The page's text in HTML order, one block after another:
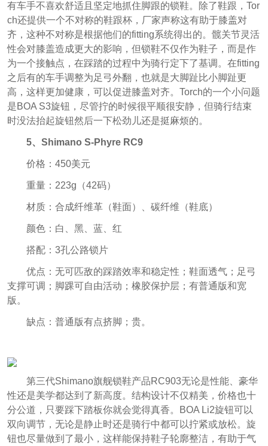
有车手不喜欢舒适且坚定地抓住脚跟的锁鞋。除了鞋跟，Tor
ch还提供一个不对称的鞋跟杯，厂家声称这有助于膝盖对
齐，这种不对称是根据他们的fitting系统得出的。髋关节灵活
性会对膝盖造成更大的影响，但锁鞋不仅作为鞋子，而是作
为一个接触点，在踩踏的过程中为骑行定下了基调。在fitting
之后有的车手调整为足弓外翻，也就是大脚趾比小脚趾更
高，这样更加健康，可以促进膝盖对齐。Torch的一个小问题
是BOA S3旋钮，尽管拧的时候很平顺很安静，但骑行结束
时没法抬起旋钮然后一下松劲儿还是挺麻烦的。
5、Shimano S-Phyre RC9
价格：450美元
重量：223g（42码）
材质：合成纤维革（鞋面）、碳纤维（鞋底）
颜色：白、黑、蓝、红
搭配：3孔公路锁片
优点：无可匹敌的踩踏效率和稳定性；鞋面透气；足弓
支撑可调；脚踝可自由活动；橡胶保护层；有普通版和宽
版。
缺点：普通版有点挤脚；贵。
第三代Shimano旗舰锁鞋产品RC903无论是性能、豪华
性还是美学都达到了新高度。结构设计不仅精美，价格也十
分公道，只要踩下踏板你就会觉得真香。BOA Li2旋钮可以
双向调节，无论是静止时还是骑行中都可以拧紧或放松。旋
钮也尽量做到了最小，这样能保持鞋子轮廓整洁，有助于气